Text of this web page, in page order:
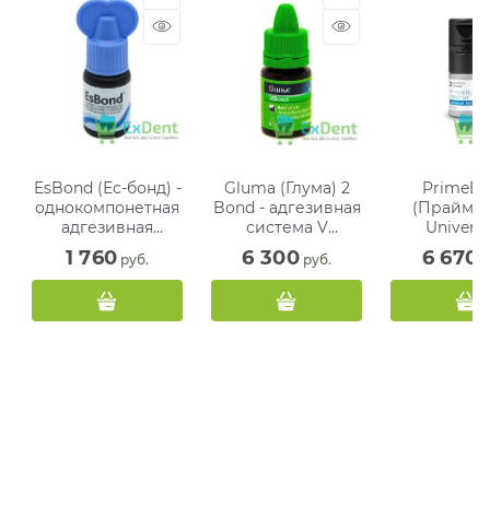
EsBond (Ес-бонд) -
однокомпонетная
адгезивная
система V
поколения (5 мл)
1 760 руб.
Gluma (Глума) 2
Bond - адгезивная
система V
поколения (4 мл)
6 300 руб.
адгезив
6 670